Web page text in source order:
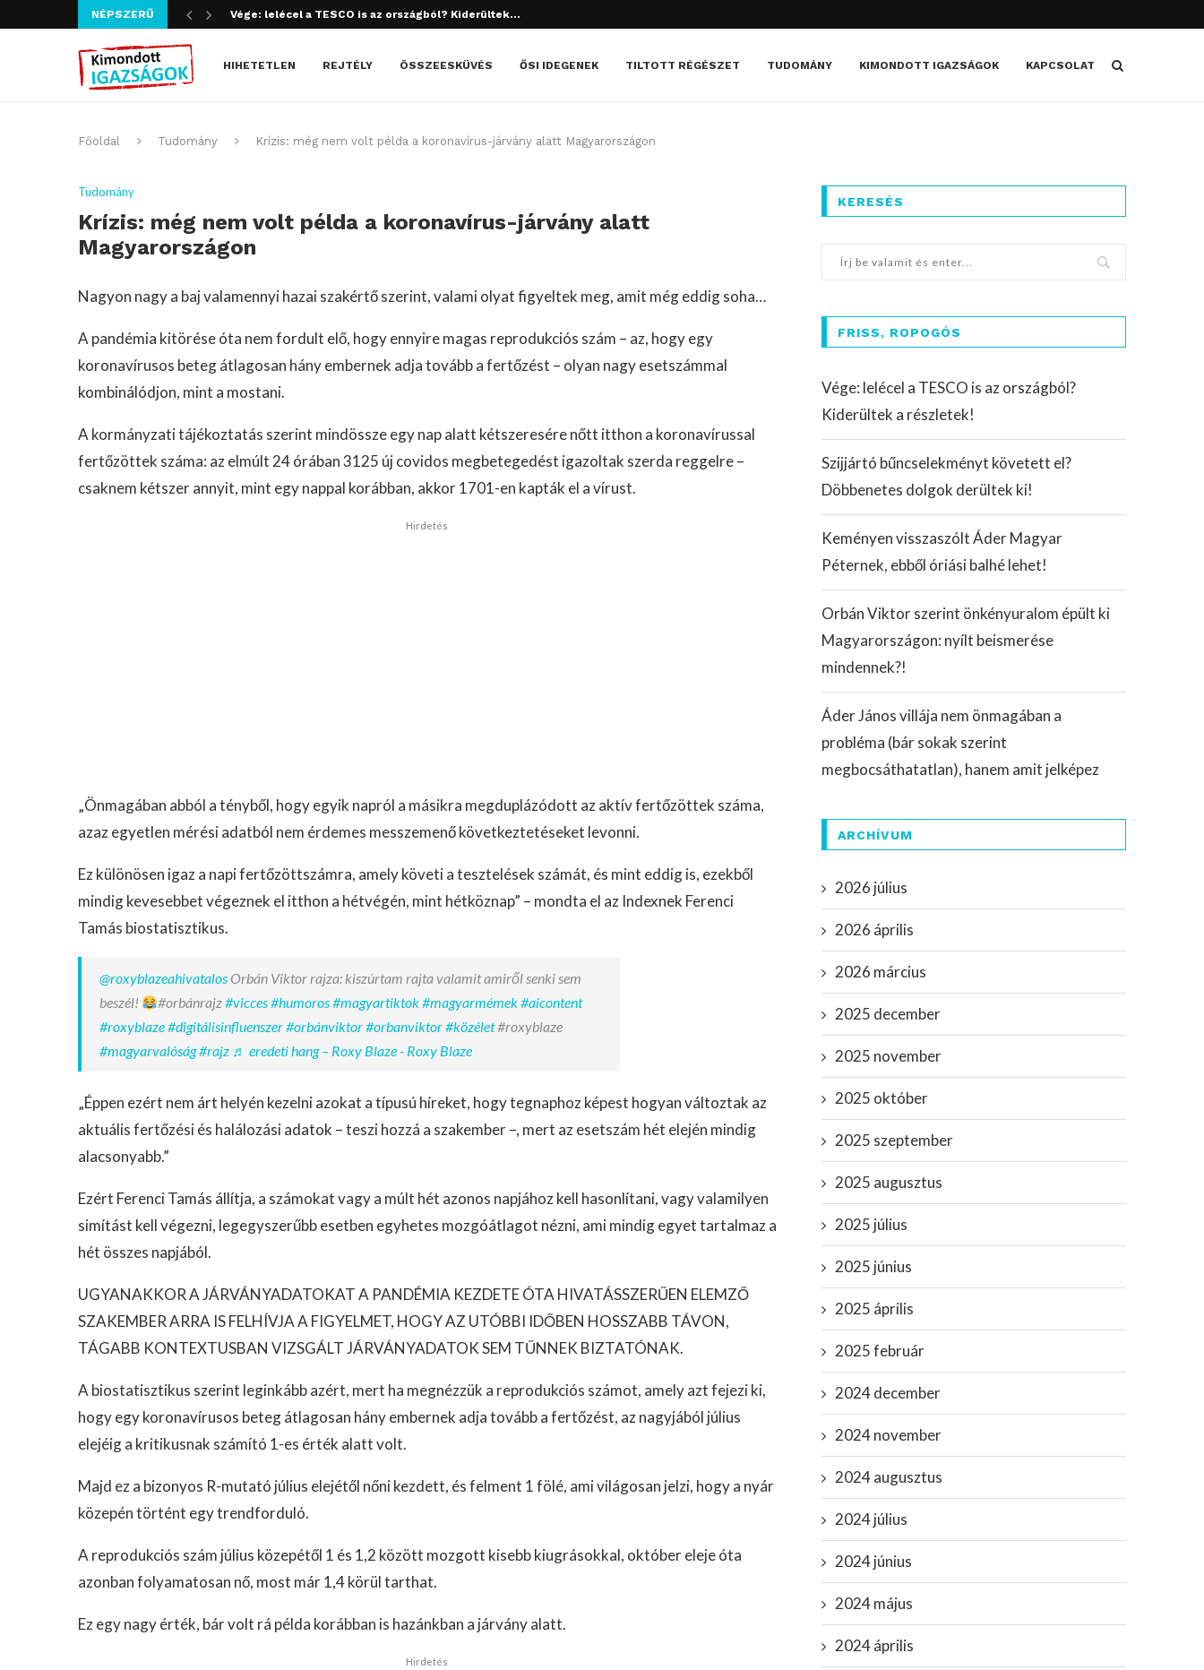
NÉPSZERŰ
Szijjártó bűncselekményt követett el? Döbbenetes dolgok derültek ki!
HIHETETLEN REJTÉLY ÖSSZEESKÜVÉS ŐSI IDEGENEK TILTOTT RÉGÉSZET TUDOMÁNY KIMONDOTT IGAZSÁGOK KAPCSOLAT
Főoldal Tudomány Krízis: még nem volt példa a koronavírus-járvány alatt Magyarországon
Tudomány
Krízis: még nem volt példa a koronavírus-járvány alatt
Magyarországon
Nagyon nagy a baj valamennyi hazai szakértő szerint, valami olyat figyeltek meg, amit még eddig soha…
A pandémia kitörése óta nem fordult elő, hogy ennyire magas reprodukciós szám – az, hogy egy
koronavírusos beteg átlagosan hány embernek adja tovább a fertőzést – olyan nagy esetszámmal
kombinálódjon, mint a mostani.
A kormányzati tájékoztatás szerint mindössze egy nap alatt kétszeresére nőtt itthon a koronavírussal
fertőzöttek száma: az elmúlt 24 órában 3125 új covidos megbetegedést igazoltak szerda reggelre –
csaknem kétszer annyit, mint egy nappal korábban, akkor 1701-en kapták el a vírust.
Hirdetés
„Önmagában abból a tényből, hogy egyik napról a másikra megduplázódott az aktív fertőzöttek száma,
azaz egyetlen mérési adatból nem érdemes messzemenő következtetéseket levonni.
Ez különösen igaz a napi fertőzöttszámra, amely követi a tesztelések számát, és mint eddig is, ezekből
mindig kevesebbet végeznek el itthon a hétvégén, mint hétköznap” – mondta el az Indexnek Ferenci
Tamás biostatisztikus.
@roxyblazeahivatalos Orbán Viktor rajza: kiszúrtam rajta valamit amiről senki sem
beszél!
#orbánrajz#vicces#humoros#magyartiktok#magyarmémek#aicontent
#roxyblaze#digitálisinfluenszer#orbánviktor#orbanviktor#közélet#roxyblaze
#magyarvalóság#rajz ♬ eredeti hang – Roxy Blaze - Roxy Blaze
„Éppen ezért nem árt helyén kezelni azokat a típusú híreket, hogy tegnaphoz képest hogyan változtak az
aktuális fertőzési és halálozási adatok – teszi hozzá a szakember –, mert az esetszám hét elején mindig
alacsonyabb.”
Ezért Ferenci Tamás állítja, a számokat vagy a múlt hét azonos napjához kell hasonlítani, vagy valamilyen
simítást kell végezni, legegyszerűbb esetben egyhetes mozgóátlagot nézni, ami mindig egyet tartalmaz a
hét összes napjából.
UGYANAKKOR A JÁRVÁNYADATOKAT A PANDÉMIA KEZDETE ÓTA HIVATÁSSZERŰEN ELEMZŐ
SZAKEMBER ARRA IS FELHÍVJA A FIGYELMET, HOGY AZ UTÓBBI IDŐBEN HOSSZABB TÁVON,
TÁGABB KONTEXTUSBAN VIZSGÁLT JÁRVÁNYADATOK SEM TŰNNEK BIZTATÓNAK.
A biostatisztikus szerint leginkább azért, mert ha megnézzük a reprodukciós számot, amely azt fejezi ki,
hogy egy koronavírusos beteg átlagosan hány embernek adja tovább a fertőzést, az nagyjából július
elejéig a kritikusnak számító 1-es érték alatt volt.
Majd ez a bizonyos R-mutató július elejétől nőni kezdett, és felment 1 fölé, ami világosan jelzi, hogy a nyár
közepén történt egy trendforduló.
A reprodukciós szám július közepétől 1 és 1,2 között mozgott kisebb kiugrásokkal, október eleje óta
azonban folyamatosan nő, most már 1,4 körül tarthat.
Ez egy nagy érték, bár volt rá példa korábban is hazánkban a járvány alatt.
Hirdetés
KERESÉS
FRISS, ROPOGÓS
Vége: lelécel a TESCO is az országból?
Kiderültek a részletek!
Szijjártó bűncselekményt követett el?
Döbbenetes dolgok derültek ki!
Keményen visszaszólt Áder Magyar
Péternek, ebből óriási balhé lehet!
Orbán Viktor szerint önkényuralom épült ki
Magyarországon: nyílt beismerése
mindennek?!
Áder János villája nem önmagában a
probléma (bár sokak szerint
megbocsáthatatlan), hanem amit jelképez
ARCHÍVUM
2026 július
2026 április
2026 március
2025 december
2025 november
2025 október
2025 szeptember
2025 augusztus
2025 július
2025 június
2025 április
2025 február
2024 december
2024 november
2024 augusztus
2024 július
2024 június
2024 május
2024 április